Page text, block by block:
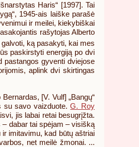
Haris“ [1997]. Tai
1945-ais laiške parašė
ir meilei, kiekybiškai
rašytojas Alberto
ką pasakyti, kai mes
paskirstyti energiją po dvi
pastangos gyventi dviejose
aplink dvi skirtingas
[V. Vulf] „Bangų“
su savo vaizduote.G. Roy
jis labai retai besugrįžta.
dabar tai spėjam – visišką
imitavimu, kad būtų aštriai
net meilė žmonai. ...